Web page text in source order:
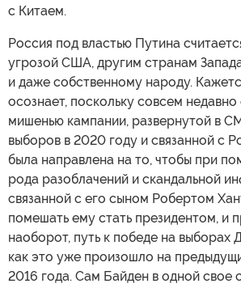
с Китаем.
Россия под властью Путина
угрозой США, другим странам
и даже собственному народу.
осознает, поскольку совсем
мишенью кампании, развернутой в
выборов в 2020 году и связанной с
была направлена на то, чтобы при
рода разоблачений и скандальной
связанной с его сыном Робертом
помешать ему стать президентом, и
наоборот, путь к победе на выборах
как это уже произошло на
2016 года. Сам Байден в одной свое